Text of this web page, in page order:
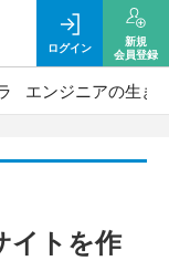
ログイン
新規
会員登録
エンジニアの生き
イトを作